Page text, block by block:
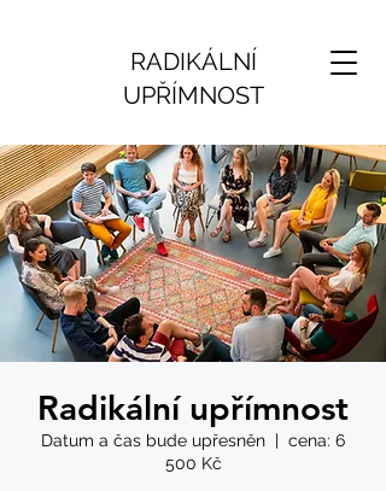
RADIKÁLNÍ
UPŘÍMNOST
Radikální upřímnost
Datum a čas bude upřesněn
  |
cena: 6
500 Kč